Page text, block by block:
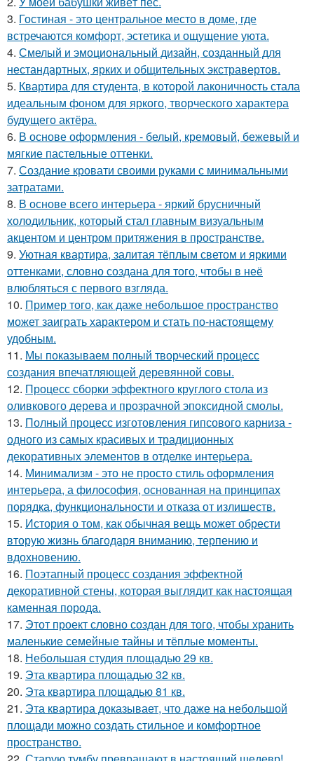
3. Гостиная - это центральное место в доме, где
встречаются комфорт, эстетика и ощущение уюта.
4. Смелый и эмоциональный дизайн, созданный для
нестандартных, ярких и общительных экстравертов.
5. Квартира для студента, в которой лаконичность стала
идеальным фоном для яркого, творческого характера
будущего актёра.
6. В основе оформления - белый, кремовый, бежевый и
мягкие пастельные оттенки.
7. Создание кровати своими руками с минимальными
затратами.
8. В основе всего интерьера - яркий брусничный
холодильник, который стал главным визуальным
акцентом и центром притяжения в пространстве.
9. Уютная квартира, залитая тёплым светом и яркими
оттенками, словно создана для того, чтобы в неё
влюбляться с первого взгляда.
10. Пример того, как даже небольшое пространство
может заиграть характером и стать по-настоящему
удобным.
11. Мы показываем полный творческий процесс
создания впечатляющей деревянной совы.
12. Процесс сборки эффектного круглого стола из
оливкового дерева и прозрачной эпоксидной смолы.
13. Полный процесс изготовления гипсового карниза -
одного из самых красивых и традиционных
декоративных элементов в отделке интерьера.
14. Минимализм - это не просто стиль оформления
интерьера, а философия, основанная на принципах
порядка, функциональности и отказа от излишеств.
15. История о том, как обычная вещь может обрести
вторую жизнь благодаря вниманию, терпению и
вдохновению.
16. Поэтапный процесс создания эффектной
декоративной стены, которая выглядит как настоящая
каменная порода.
17. Этот проект словно создан для того, чтобы хранить
маленькие семейные тайны и тёплые моменты.
18. Небольшая студия площадью 29 кв.
19. Эта квартира площадью 32 кв.
20. Эта квартира площадью 81 кв.
21. Эта квартира доказывает, что даже на небольшой
площади можно создать стильное и комфортное
пространство.